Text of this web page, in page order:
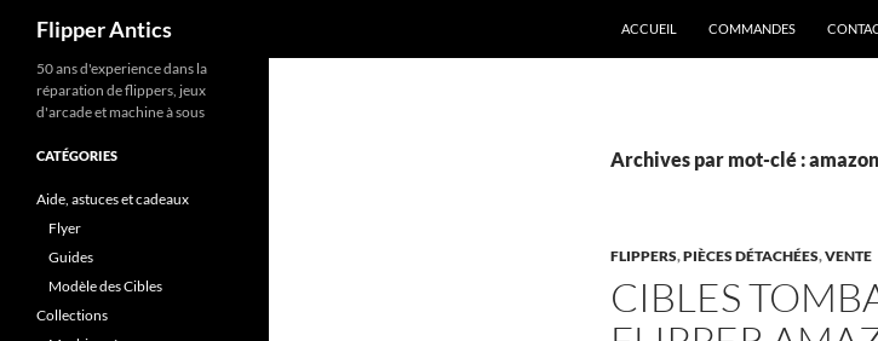
Aller
Flipper Antics ACCUEIL COMMANDES
Archives par mot-clé : amazon
FLIPPERS,PIÈCES DÉTACHÉES,VENTE
CIBLES
50 ans d'experience dans la
réparation de flippers, jeux
d'arcade et machine à sous
CATÉGORIES
Aide, astuces et cadeaux
Flyer
Guides
Modèle des Cibles
Collections